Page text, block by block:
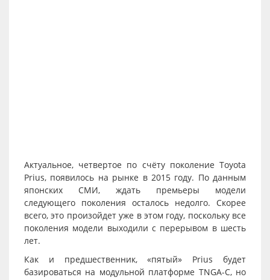
Актуальное, четвертое по счёту поколение Toyota
Prius, появилось на рынке в 2015 году. По данным
японских СМИ, ждать премьеры модели
следующего поколения осталось недолго. Скорее
всего, это произойдет уже в этом году, поскольку все
поколения модели выходили с перерывом в шесть
лет.
Как и предшественник, «пятый» Prius будет
базироваться на модульной платформе TNGA-C, но